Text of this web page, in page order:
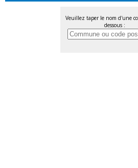
Veuillez taper le nom d'une
dessous :